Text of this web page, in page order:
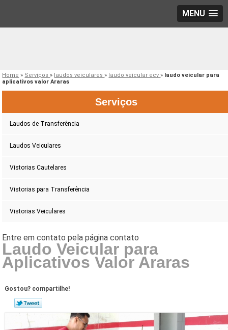
MENU
Home » Serviços» laudos veiculares» laudo veicular ecv» laudo veicular para
aplicativos valor Araras
Serviços
Laudos de Transferência
Laudos Veiculares
Vistorias Cautelares
Vistorias para Transferência
Vistorias Veiculares
Laudo Veicular para
Aplicativos Valor Araras
Gostou? compartilhe!